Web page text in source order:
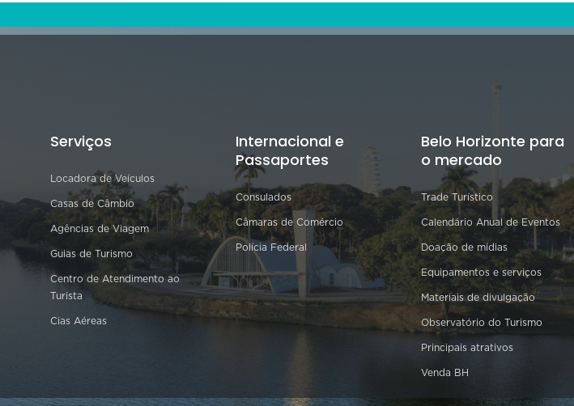
Serviços
Locadora de Veículos
Casas de Câmbio
Agências de Viagem
Guias de Turismo
Centro de Atendimento ao
Turista
Cias Aéreas
Internacional e
Passaportes
Consulados
Câmaras de Comércio
Polícia Federal
Belo Horizonte para
o mercado
Trade Turístico
Calendário Anual de Eventos
Doação de mídias
Equipamentos e serviços
Materiais de divulgação
Observatório do Turismo
Principais atrativos
Venda BH